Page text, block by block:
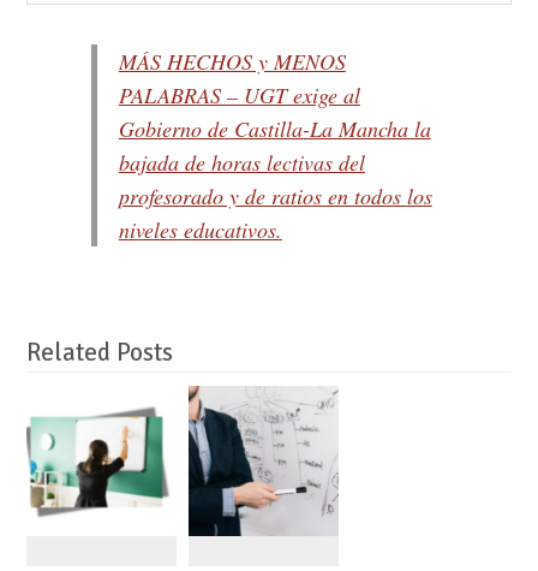
MÁS HECHOS y MENOS
PALABRAS – UGT exige al
Gobierno de Castilla-La Mancha la
bajada de horas lectivas del
profesorado y de ratios en todos los
niveles educativos.
Related Posts